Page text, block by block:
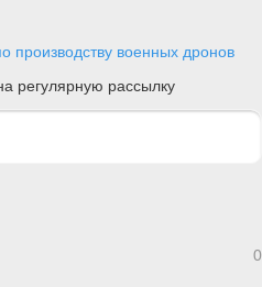
производству военных дронов
регулярную рассылку
0